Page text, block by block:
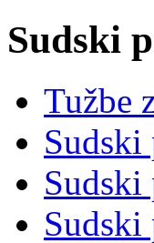
Sudski
Tužbe
Sudski
Sudski